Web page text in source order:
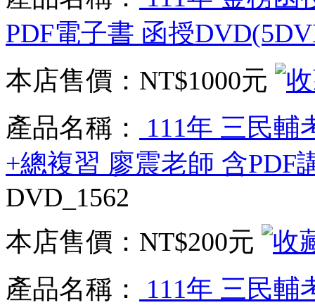
PDF電子書 函授
本店售價： NT$1000元
產品名稱：
111年 三民輔
+總複習 廖震老師 含PDF
DVD_1562
本店售價： NT$200元
產品名稱：
111年 三民輔